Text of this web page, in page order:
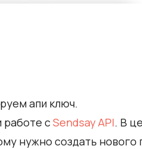
апи ключ.
работе сSendsay API. В
нужно создать нового